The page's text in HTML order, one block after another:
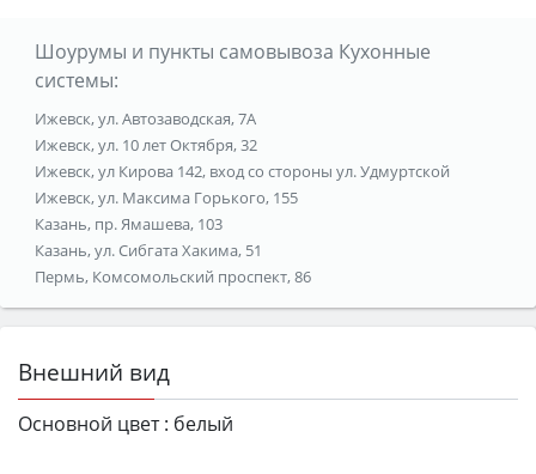
Шоурумы и пункты самовывоза Кухонные
системы:
Ижевск, ул. Автозаводская, 7А
Ижевск, ул. 10 лет Октября, 32
Ижевск, ул Кирова 142, вход со стороны ул. Удмуртской
Ижевск, ул. Максима Горького, 155
Казань, пр. Ямашева, 103
Казань, ул. Сибгата Хакима, 51
Пермь, Комсомольский проспект, 86
Внешний вид
Основной цвет : белый